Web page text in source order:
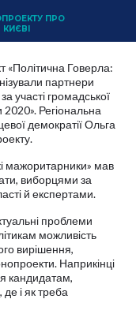
ПРО
«Політична Говерла:
партнери
участі громадської
Регіональна
демократії Ольга
мажоритарники» мав
виборцями за
й експертами.
проблеми
можливість
вирішення,
Наприкінці
кандидатам,
і як треба